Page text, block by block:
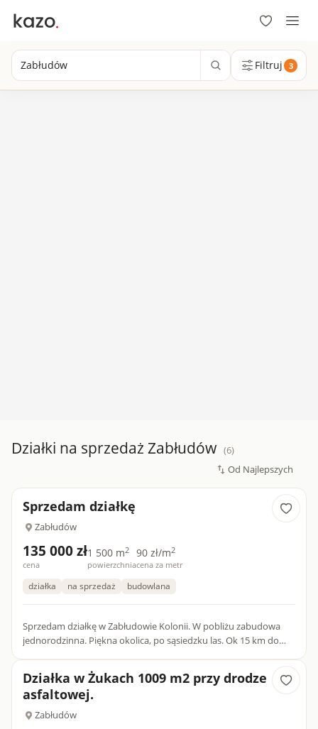
Zabłudów Filtruj 3
Działki na sprzedaż Zabłudów (6)
Sprzedam działkę
Zabłudów
135 000 zł
cena
1 500 m2
powierzchnia
90 zł/m2
cena za metr
działka na sprzedaż budowlana
Sprzedam działkę w Zabłudowie Kolonii. W pobliżu zabudowa
jednorodzinna. Piękna okolica, po sąsiedzku las. Ok 15 km do
Działka w Żukach 1009 m2 przy drodze
asfaltowej.
Zabłudów